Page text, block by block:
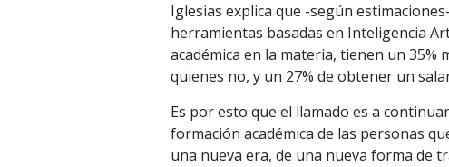
Iglesias explica que -según
herramientas basadas en Inteligencia
académica en la materia, tienen un
quienes no, y un 27% de obtener un
Es por esto que el llamado es a
formación académica de las personas
una nueva era, de una nueva forma de